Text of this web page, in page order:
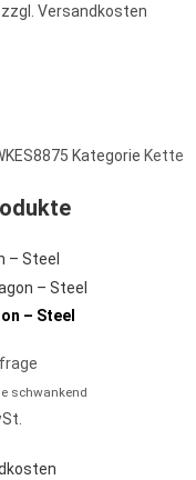
zzgl. Versandkosten
Kategorie Kette
– Steel
schwankend